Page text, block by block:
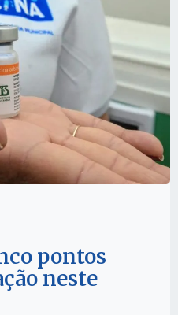
pontos
neste